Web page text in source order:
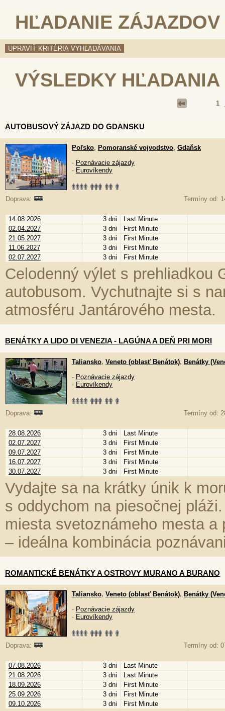
HĽADANIE ZÁJAZDOV
VÝSLEDKY HĽADANIA
1
AUTOBUSOVÝ ZÁJAZD DO GDANSKU
Poľsko, Pomoranské vojvodstvo, Gdaňsk
- Poznávacie zájazdy
- Eurovíkendy
Doprava: Termíny od:
14.08.2026 3 dni
Last Minute
02.04.2027
3 dni
First Minute
21.05.2027
3 dni
First Minute
11.06.2027
3 dni
First Minute
02.07.2027
3 dni First Minute
Celodenný výlet s prehliadkou
autobusom. Vychutnajte si s
atmosféru Jantárového mesta.
BENÁTKY A LIDO DI VENEZIA - LAGÚNA A DEŇ PRI MORI
Taliansko, Veneto (oblasť Benátok), Benátky
- Poznávacie zájazdy
- Eurovíkendy
Doprava: Termíny od:
28.08.2026 3 dni
Last Minute
02.07.2027
3 dni
First Minute
09.07.2027
3 dni
First Minute
16.07.2027
3 dni
First Minute
30.07.2027
3 dni First Minute
Vydajte sa na krátky únik k
s oddychom na piesočnej
miesta svetoznámeho mesta a
– ideálna kombinácia
ROMANTICKÉ BENÁTKY A OSTROVY MURANO A BURANO
Taliansko, Veneto (oblasť Benátok), Benátky
- Poznávacie zájazdy
- Eurovíkendy
Doprava: Termíny od:
07.08.2026 3 dni
Last Minute
21.08.2026
3 dni
Last Minute
18.09.2026
3 dni
First Minute
25.09.2026
3 dni
First Minute
09.10.2026
3 dni First Minute